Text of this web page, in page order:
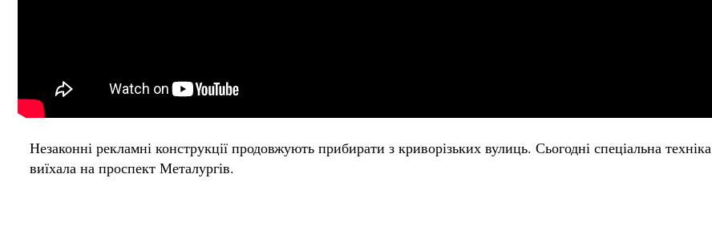
Незаконні рекламні конструкції продовжують прибирати з криворізьких вулиць. Сьогодні спеціальна техніка
виїхала на проспект Металургів.